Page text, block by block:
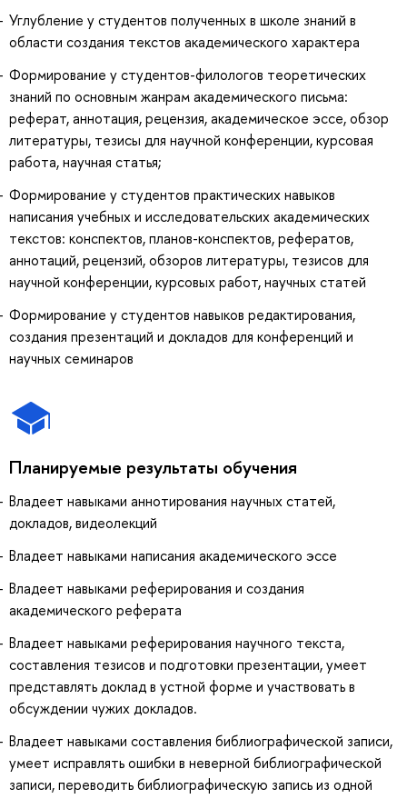
Углубление у студентов полученных в школе знаний в
области создания текстов академического характера
Формирование у студентов-филологов теоретических
знаний по основным жанрам академического письма:
реферат, аннотация, рецензия, академическое эссе, обзор
литературы, тезисы для научной конференции, курсовая
работа, научная статья;
Формирование у студентов практических навыков
написания учебных и исследовательских академических
текстов: конспектов, планов-конспектов, рефератов,
аннотаций, рецензий, обзоров литературы, тезисов для
научной конференции, курсовых работ, научных статей
Формирование у студентов навыков редактирования,
создания презентаций и докладов для конференций и
научных семинаров
Планируемые результаты обучения
Владеет навыками аннотирования научных статей,
докладов, видеолекций
Владеет навыками написания академического эссе
Владеет навыками реферирования и создания
академического реферата
Владеет навыками реферирования научного текста,
составления тезисов и подготовки презентации, умеет
представлять доклад в устной форме и участвовать в
обсуждении чужих докладов.
Владеет навыками составления библиографической записи,
умеет исправлять ошибки в неверной библиографической
записи, переводить библиографическую запись из одной